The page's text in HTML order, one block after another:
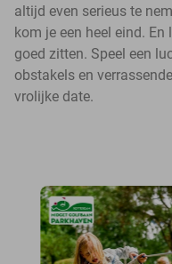
altijd even serieus te
kom je een heel eind.
goed zitten. Speel een
obstakels en
vrolijke date.